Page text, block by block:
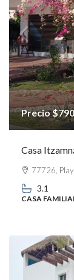
Precio
Casa
77726,
3.1
CASA